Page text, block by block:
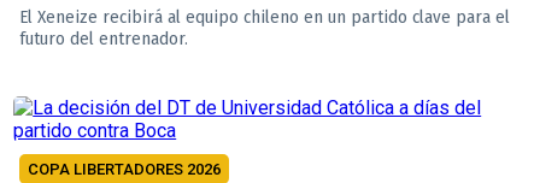
El Xeneize recibirá al equipo chileno en un partido clave para el
futuro del entrenador.
COPA LIBERTADORES 2026